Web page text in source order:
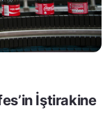
İştirakine